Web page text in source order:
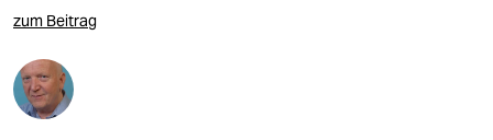
zum Beitrag